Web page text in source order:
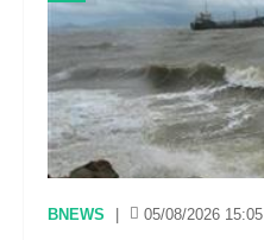
BNEWS 05/08/2026 15:05